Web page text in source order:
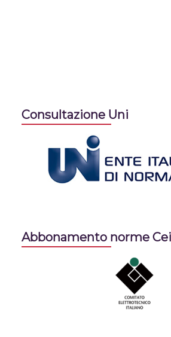
Consultazione Uni
Abbonamento norme Cei